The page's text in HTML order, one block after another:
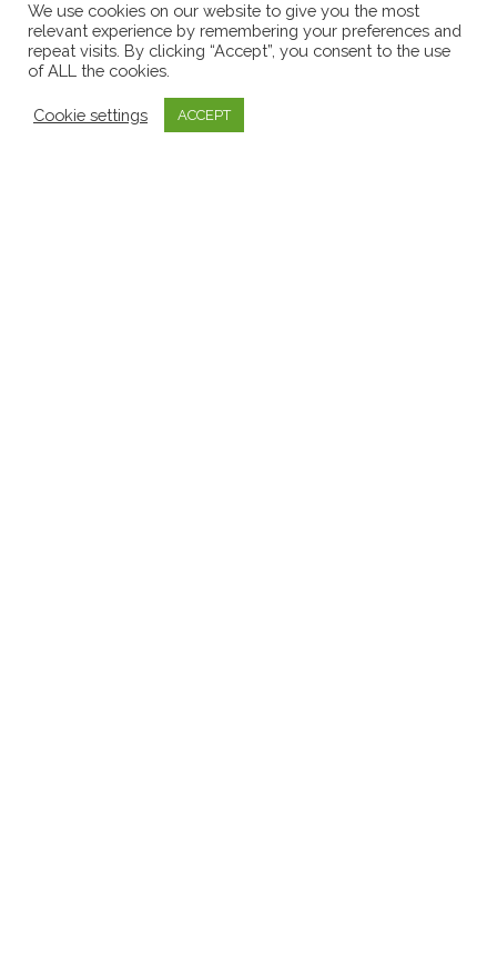
20 prosince, 2023
Úspěchy v roce 2023 & PF 2024
We use cookies on our website to give you the most
relevant experience by remembering your preferences and
repeat visits. By clicking “Accept”, you consent to the use
of ALL the cookies.
Cookie settings ACCEPT